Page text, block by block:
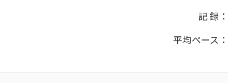
記 録：
平均ペース：